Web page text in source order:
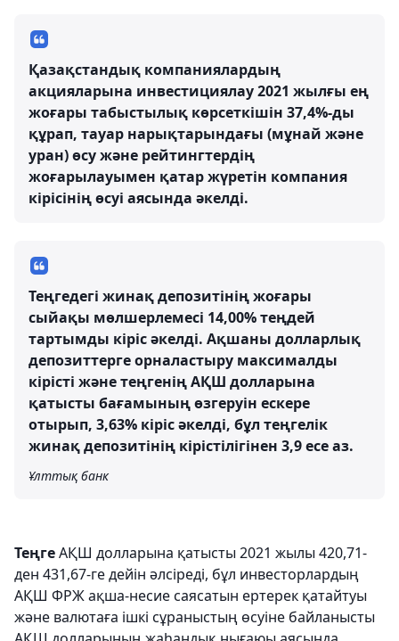
Қазақстандық компаниялардың
акцияларына инвестициялау 2021 жылғы ең
жоғары табыстылық көрсеткішін 37,4%-ды
құрап, тауар нарықтарындағы (мұнай және
уран) өсу және рейтингтердің
жоғарылауымен қатар жүретін компания
кірісінің өсуі аясында әкелді.
Теңгедегі жинақ депозитінің жоғары
сыйақы мөлшерлемесі 14,00% теңдей
тартымды кіріс әкелді. Ақшаны долларлық
депозиттерге орналастыру максималды
кірісті және теңгенің АҚШ долларына
қатысты бағамының өзгеруін ескере
отырып, 3,63% кіріс әкелді, бұл теңгелік
жинақ депозитінің кірістілігінен 3,9 есе аз.
Ұлттық банк
ТеңгеАҚШ долларына қатысты 2021 жылы 420,71-
ден 431,67-ге дейін әлсіреді, бұл инвесторлардың
АҚШ ФРЖ ақша-несие саясатын ертерек қатайтуы
және валютаға ішкі сұраныстың өсуіне байланысты